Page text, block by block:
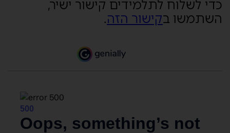
כדי לשלוח לתלמידים קישור ישיר,
השתמשו בקישור הזה.